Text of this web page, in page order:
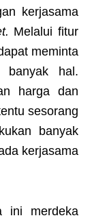
kerjasama
Melalui fitur
meminta
banyak hal.
harga dan
sesorang
banyak
kerjasama
ini merdeka